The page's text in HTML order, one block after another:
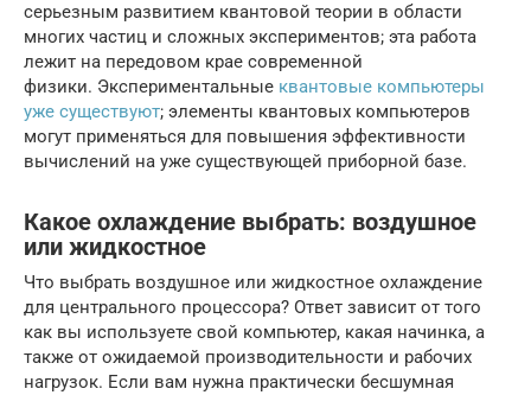
серьезным развитием квантовой теории в области
многих частиц и сложных экспериментов; эта работа
лежит на передовом крае современной
физики. Экспериментальные квантовые компьютеры
уже существуют; элементы квантовых компьютеров
могут применяться для повышения эффективности
вычислений на уже существующей приборной базе.
Какое охлаждение выбрать: воздушное
или жидкостное
Что выбрать воздушное или жидкостное охлаждение
для центрального процессора? Ответ зависит от того
как вы используете свой компьютер, какая начинка, а
также от ожидаемой производительности и рабочих
нагрузок. Если вам нужна практически бесшумная